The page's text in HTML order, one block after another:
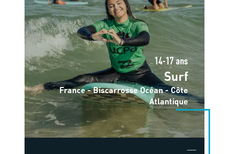
14-17 ans
Surf
France - Biscarrosse Océan - Côte
Atlantique